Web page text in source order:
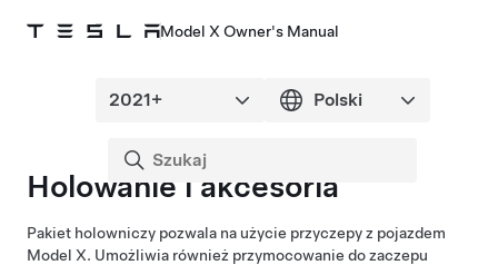
Model X Owner's Manual
Holowanie i akcesoria
Pakiet holowniczy pozwala na użycie przyczepy z pojazdem
Model X. Umożliwia również przymocowanie do zaczepu